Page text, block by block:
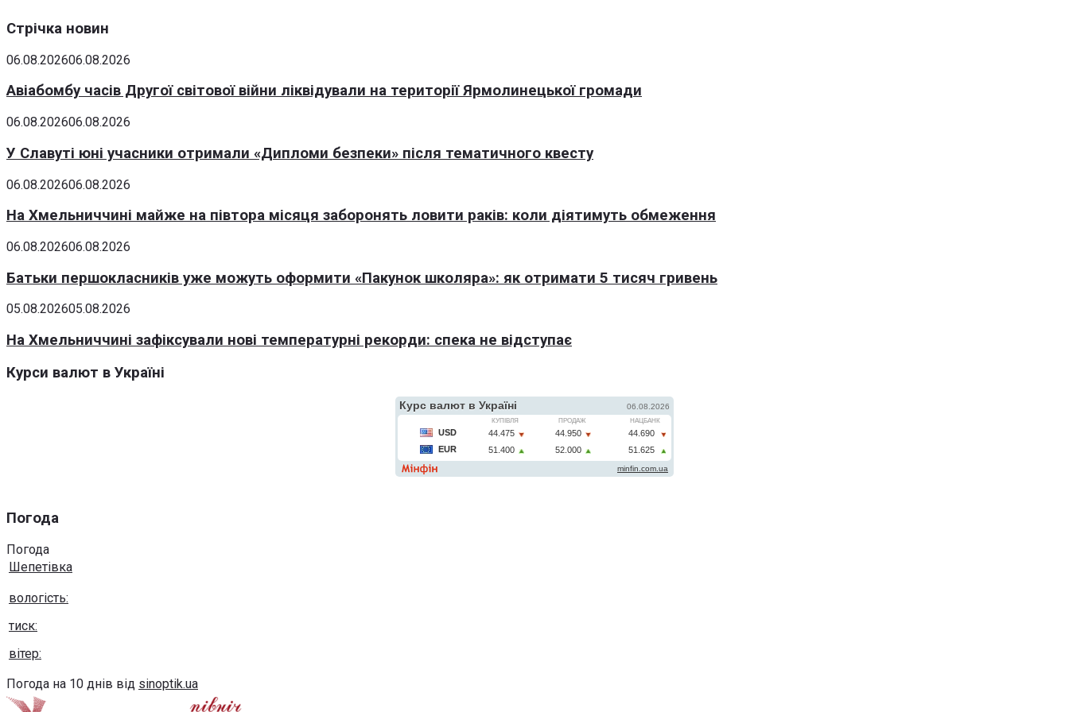
Стрічка новин
06.08.202606.08.2026
Авіабомбу часів Другої світової війни ліквідували на території Ярмолинецької громади
06.08.202606.08.2026
У Славуті юні учасники отримали «Дипломи безпеки» після тематичного квесту
06.08.202606.08.2026
На Хмельниччині майже на півтора місяця заборонять ловити раків: коли діятимуть обмеження
06.08.202606.08.2026
Батьки першокласників уже можуть оформити «Пакунок школяра»: як отримати 5 тисяч гривень
05.08.202605.08.2026
На Хмельниччині зафіксували нові температурні рекорди: спека не відступає
Курси валют в Україні
Погода
Погода
Шепетівка
вологість:
тиск:
вітер:
Погода на 10 днів від sinoptik.ua